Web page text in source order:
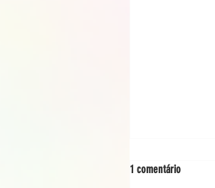
1 comentário